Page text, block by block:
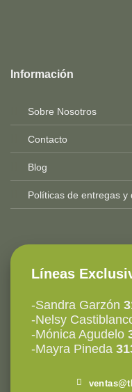
2025-
Información
Sobre Nosotros
Contacto
Blog
Políticas de entregas y
Líneas
-Sandra Garzón
-Nelsy
-Mónica Agudelo
-Mayra Pineda